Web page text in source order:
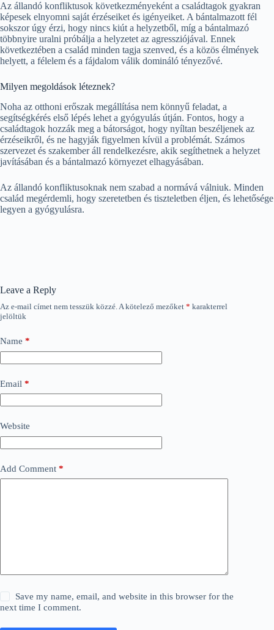
Az állandó konfliktusok következményeként a családtagok gyakran
képesek elnyomni saját érzéseiket és igényeiket. A bántalmazott fél
sokszor úgy érzi, hogy nincs kiút a helyzetből, míg a bántalmazó
többnyire uralni próbálja a helyzetet az agressziójával. Ennek
következtében a család minden tagja szenved, és a közös élmények
helyett, a félelem és a fájdalom válik domináló tényezővé.
Milyen megoldások léteznek?
Noha az otthoni erőszak megállítása nem könnyű feladat, a
segítségkérés első lépés lehet a gyógyulás útján. Fontos, hogy a
családtagok hozzák meg a bátorságot, hogy nyíltan beszéljenek az
érzéseikről, és ne hagyják figyelmen kívül a problémát. Számos
szervezet és szakember áll rendelkezésre, akik segíthetnek a helyzet
javításában és a bántalmazó környezet elhagyásában.
Az állandó konfliktusoknak nem szabad a normává válniuk. Minden
család megérdemli, hogy szeretetben és tiszteletben éljen, és lehetősége
legyen a gyógyulásra.
Leave a Reply
Az e-mail címet nem tesszük közzé.A kötelező mezőket * karakterrel
jelöltük
Name *
Email *
Website
Add Comment *
Save my name, email, and website in this browser for the
next time I comment.